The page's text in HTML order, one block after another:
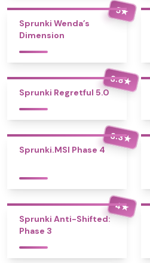
5★
Sprunki Wenda’s
Dimension
3.8★
Sprunki Regretful 5.0
3.3★
Sprunki.MSI Phase 4
4★
Sprunki Anti-Shifted:
Phase 3